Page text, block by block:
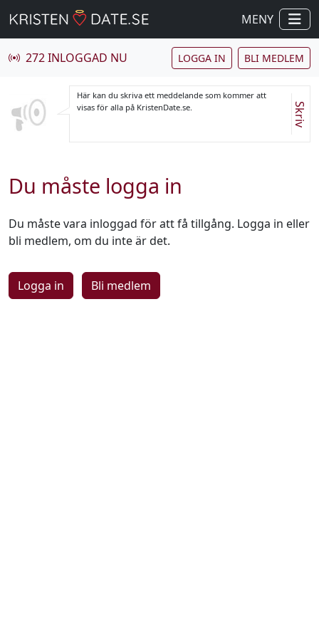
MENY
272 INLOGGAD NU LOGGA IN BLI MEDLEM
Här kan du skriva ett meddelande som kommer att
visas för alla på KristenDate.se.
Skriv
Du måste logga in
Du måste vara inloggad för att få tillgång. Logga in eller
bli medlem, om du inte är det.
Logga in